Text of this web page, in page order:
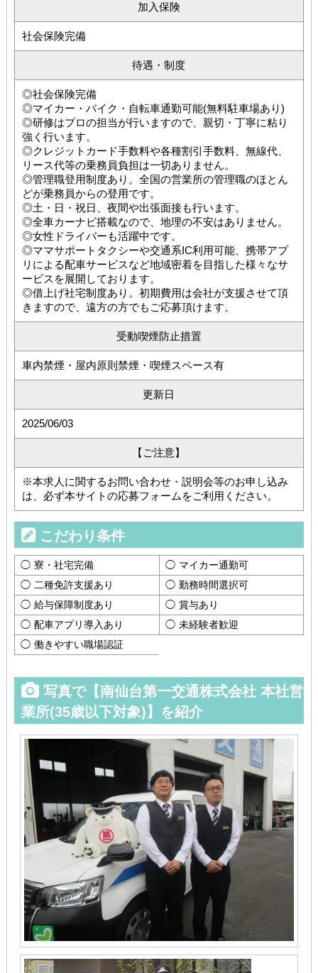
加入保険
社会保険完備
待遇・制度
◎社会保険完備
◎マイカー・バイク・自転車通勤可能(無料駐車場あり)
◎研修はプロの担当が行いますので、親切・丁寧に粘り
強く行います。
◎クレジットカード手数料や各種割引手数料、無線代、
リース代等の乗務員負担は一切ありません。
◎管理職登用制度あり。全国の営業所の管理職のほとん
どが乗務員からの登用です。
◎土・日・祝日、夜間や出張面接も行います。
◎全車カーナビ搭載なので、地理の不安はありません。
◎女性ドライバーも活躍中です。
◎ママサポートタクシーや交通系IC利用可能、携帯アプ
リによる配車サービスなど地域密着を目指した様々なサ
ービスを展開しております。
◎借上げ社宅制度あり。初期費用は会社が支援させて頂
きますので、遠方の方でもご応募頂けます。
受動喫煙防止措置
車内禁煙・屋内原則禁煙・喫煙スペース有
更新日
2025/06/03
【ご注意】
※本求人に関するお問い合わせ・説明会等のお申し込み
は、必ず本サイトの応募フォームをご利用ください。
こだわり条件
寮・社宅完備
マイカー通勤可
二種免許支援あり
勤務時間選択可
給与保障制度あり
賞与あり
配車アプリ導入あり
未経験者歓迎
働きやすい職場認証
写真で【南仙台第一交通株式会社 本社営
業所(35歳以下対象)】を紹介